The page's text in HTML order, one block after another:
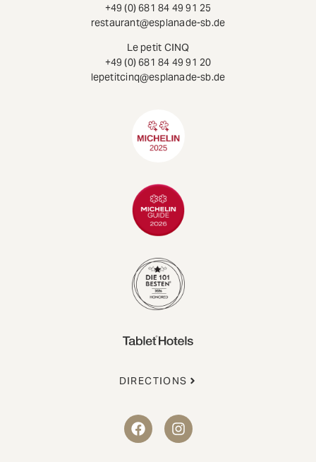
+49 (0) 681 84 49 91 25
restaurant@esplanade-sb.de
Le petit CINQ
+49 (0) 681 84 49 91 20
lepetitcinq@esplanade-sb.de
DIRECTIONS